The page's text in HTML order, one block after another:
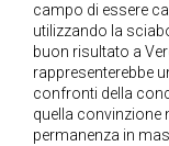
campo di essere
utilizzando la
buon risultato a
rappresenterebbe
confronti della
quella convinzione
permanenza in